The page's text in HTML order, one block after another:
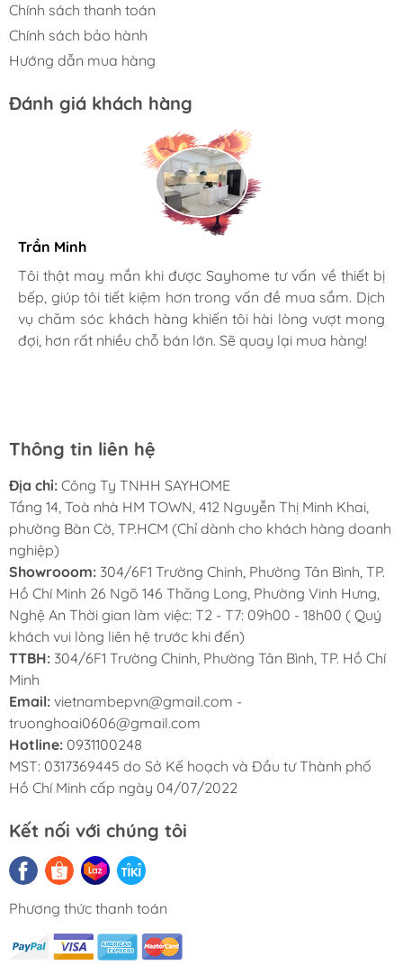
Chính sách thanh toán
Chính sách bảo hành
Hướng dẫn mua hàng
Đánh giá khách hàng
Gia đình bác sĩ X.A
Mình rất mê cách nhân viên tư vấn, chăm sóc khách tận
tình, chu đáo tại Sayhome. Mình đã mua 2 máy rửa bát
cho mình và bố mẹ chồng,chất lượng ổn định. Ở đây có
Trần Minh
Tôi thật may mắn khi được Sayhome tư vấn về thiết bị
bếp, giúp tôi tiết kiệm hơn trong vấn đề mua sắm. Dịch
vụ chăm sóc khách hàng khiến tôi hài lòng vượt mong
đợi, hơn rất nhiều chỗ bán lớn. Sẽ quay lại mua hàng!
Thông tin liên hệ
Địa chỉ: Công Ty TNHH SAYHOME
Tầng 14, Toà nhà HM TOWN, 412 Nguyễn Thị Minh Khai,
phường Bàn Cờ, TP.HCM (Chỉ dành cho khách hàng doanh
nghiệp)
Showrooom: 304/6F1 Trường Chinh, Phường Tân Bình, TP.
Hồ Chí Minh 26 Ngõ 146 Thăng Long, Phường Vinh Hưng,
Nghệ An Thời gian làm việc: T2 - T7: 09h00 - 18h00 ( Quý
khách vui lòng liên hệ trước khi đến)
TTBH: 304/6F1 Trường Chinh, Phường Tân Bình, TP. Hồ Chí
Minh
Email: vietnambepvn@gmail.com -
truonghoai0606@gmail.com
Hotline: 0931100248
MST: 0317369445 do Sở Kế hoạch và Đầu tư Thành phố
Hồ Chí Minh cấp ngày 04/07/2022
Kết nối với chúng tôi
Phương thức thanh toán